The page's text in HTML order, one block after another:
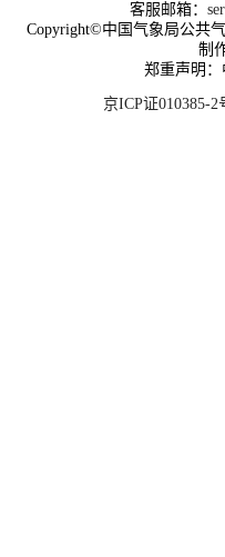
客服邮箱：
Copyright©中国气象局公共
制
郑重声明
京ICP证010385-2